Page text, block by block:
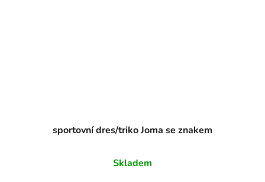
sportovní dres/triko Joma se znakem
Skladem